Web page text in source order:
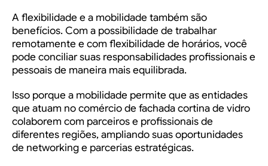
A flexibilidade e a mobilidade também são
benefícios. Com a possibilidade de trabalhar
remotamente e com flexibilidade de horários, você
pode conciliar suas responsabilidades profissionais e
pessoais de maneira mais equilibrada.
Isso porque a mobilidade permite que as entidades
que atuam no comércio de fachada cortina de vidro
colaborem com parceiros e profissionais de
diferentes regiões, ampliando suas oportunidades
de networking e parcerias estratégicas.